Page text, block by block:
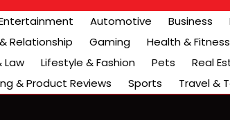
Automotive Business
Relationship
Gaming Health & Fitness
Law
Lifestyle & Fashion Pets
Real
& Product Reviews
Sports Travel &